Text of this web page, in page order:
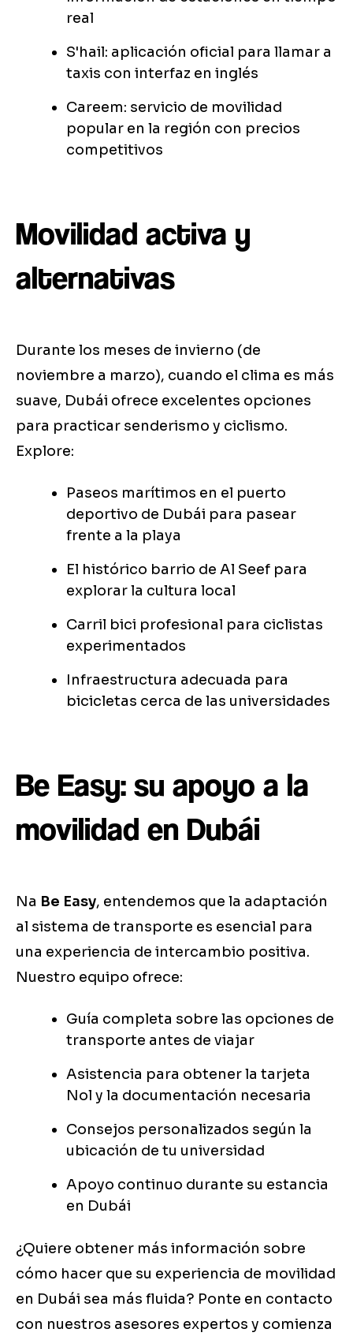
real
S'hail: aplicación oficial para llamar a
taxis con interfaz en inglés
Careem: servicio de movilidad
popular en la región con precios
competitivos
Movilidad activa y
alternativas
Durante los meses de invierno (de
noviembre a marzo), cuando el clima es más
suave, Dubái ofrece excelentes opciones
para practicar senderismo y ciclismo.
Explore:
Paseos marítimos en el puerto
deportivo de Dubái para pasear
frente a la playa
El histórico barrio de Al Seef para
explorar la cultura local
Carril bici profesional para ciclistas
experimentados
Infraestructura adecuada para
bicicletas cerca de las universidades
Be Easy: su apoyo a la
movilidad en Dubái
Na Be Easy, entendemos que la adaptación
al sistema de transporte es esencial para
una experiencia de intercambio positiva.
Nuestro equipo ofrece:
Guía completa sobre las opciones de
transporte antes de viajar
Asistencia para obtener la tarjeta
Nol y la documentación necesaria
Consejos personalizados según la
ubicación de tu universidad
Apoyo continuo durante su estancia
en Dubái
¿Quiere obtener más información sobre
cómo hacer que su experiencia de movilidad
en Dubái sea más fluida? Ponte en contacto
con nuestros asesores expertos y comienza